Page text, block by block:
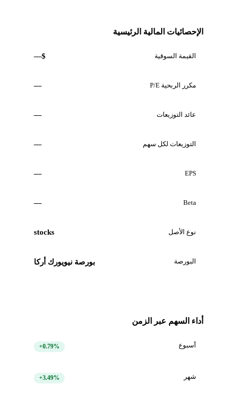
الإحصائيات المالية الرئيسية
القيمة السوقية $—
مكرر الربحية P/E —
عائد التوزيعات —
التوزيعات لكل سهم —
EPS
—
Beta
—
نوع الأصل stocks
البورصة بورصة نيويورك أركا
أداء السهم عبر الزمن
أسبوع +0.79%
شهر +3.49%